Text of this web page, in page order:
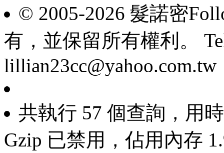
© 2005-2026 髮諾密
有，並保留所有權利。
lillian23cc@yahoo.com.tw
共執行 57 個查詢，用
Gzip 已禁用，佔用內存